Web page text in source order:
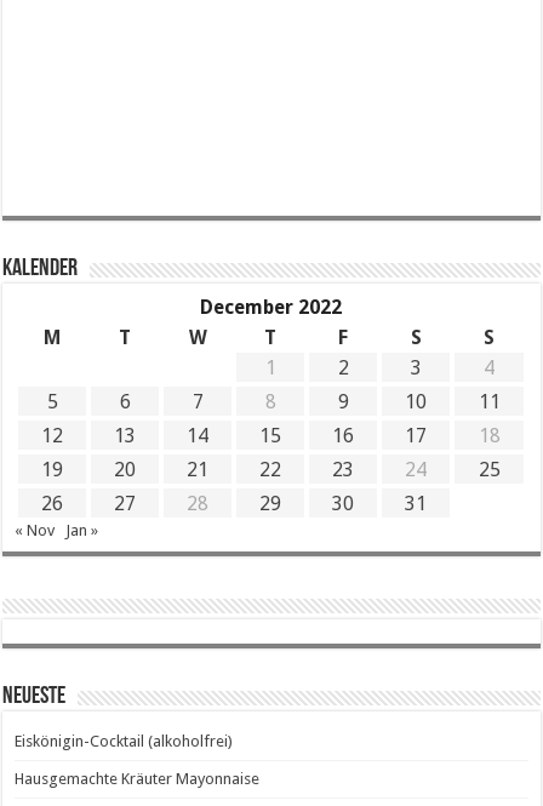
KALENDER
December 2022
M
T W T F S
S
1
2 3
4
5
6 7 8 9 10
11
12
13 14 15 16 17
18
19
20 21 22 23 24
25
26
27 28 29 30 31
« Nov Jan »
Neueste
Eiskönigin-Cocktail (alkoholfrei)
Hausgemachte Kräuter Mayonnaise